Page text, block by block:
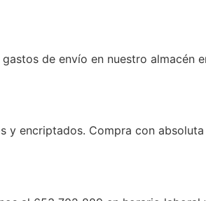
de envío en nuestro almacén
y encriptados. Compra con